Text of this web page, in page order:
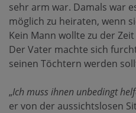
sehr arm war. Damals war
möglich zu heiraten, wenn
Kein Mann wollte zu der
Der Vater machte sich
seinen Töchtern werden
„Ich muss ihnen unbedingt
er von der aussichtslosen